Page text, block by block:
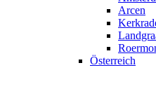
Arcen
Österreich